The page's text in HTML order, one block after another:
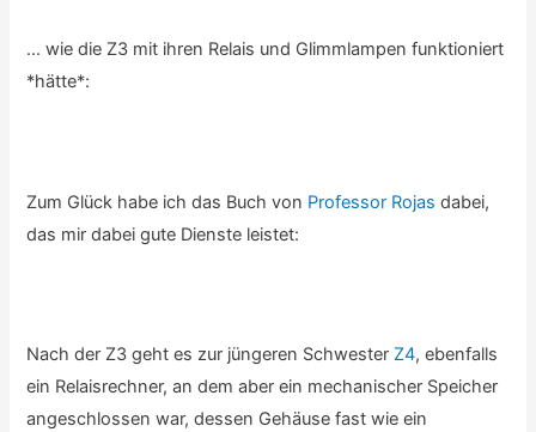
… wie die Z3 mit ihren Relais und Glimmlampen funktioniert
*hätte*:
Zum Glück habe ich das Buch von Professor Rojas dabei,
das mir dabei gute Dienste leistet:
Nach der Z3 geht es zur jüngeren Schwester Z4, ebenfalls
ein Relaisrechner, an dem aber ein mechanischer Speicher
angeschlossen war, dessen Gehäuse fast wie ein